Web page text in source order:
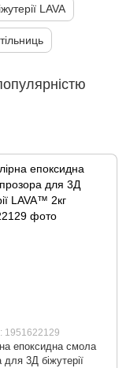
LAVA
1951622129
епоксидна смола
для 3Д біжутерії